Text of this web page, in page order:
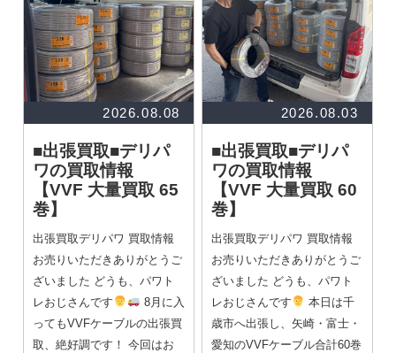
その他建築資材(113)
半端電線(40)
マイナーケーブル(13)
CVTケーブル(8)
(25)
同軸ケーブル(11)
エコケーブル(3)
2026.08.08
■出張買取■デリパ
ワの買取情報
【VVF 大量買取 65
巻】
出張買取デリパワ 買取情報
お売りいただきありがとうご
ざいました どうも、パワト
レおじさんです
8月に入
ってもVVFケーブルの出張買
取、絶好調です！ 今回はお
2026.08.03
■出張買取■デリパ
ワの買取情報
【VVF 大量買取 60
巻】
出張買取デリパワ 買取情報
お売りいただきありがとうご
ざいました どうも、パワト
レおじさんです
本日は千
歳市へ出張し、矢崎・富士・
愛知のVVFケーブル合計60巻